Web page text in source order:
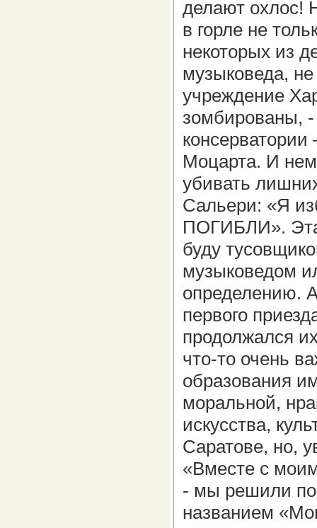
делают охлос!
в горле не
некоторых из
музыковеда,
учреждение
зомбированы, -
Моцарта. И
убивать
Сальери: «Я
ПОГИБЛИ».
буду
музыковедом
определению. А
первого
продолжался
что-то очень
образования
моральной,
искусства,
Саратове, но,
«Вместе с
- мы решили
названием